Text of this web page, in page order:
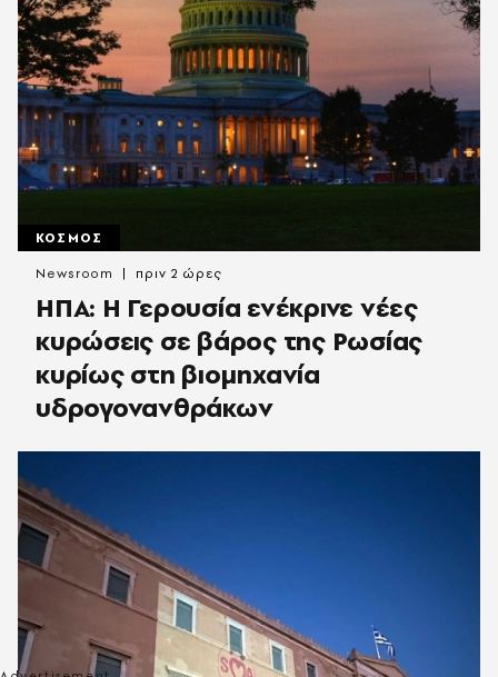
ΚΟΣΜΟΣ
ΗΠΑ: Η Γερουσία ενέκρινε νέες
κυρώσεις σε βάρος της Ρωσίας
κυρίως στη βιομηχανία
υδρογονανθράκων
Newsroom πριν 2 ώρες